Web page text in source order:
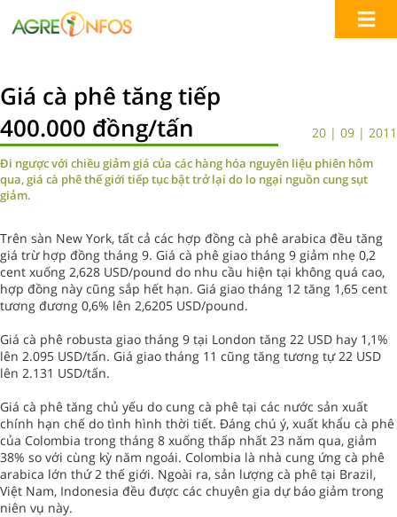
Giá cà phê tăng tiếp
400.000 đồng/tấn
20 | 09 | 2011
Đi ngược với chiều giảm giá của các hàng hóa nguyên liệu phiên hôm
qua, giá cà phê thế giới tiếp tục bật trở lại do lo ngại nguồn cung sụt
giảm.
Trên sàn New York, tất cả các hợp đồng cà phê arabica đều tăng
giá trừ hợp đồng tháng 9. Giá cà phê giao tháng 9 giảm nhẹ 0,2
cent xuống 2,628 USD/pound do nhu cầu hiện tại không quá cao,
hợp đồng này cũng sắp hết hạn. Giá giao tháng 12 tăng 1,65 cent
tương đương 0,6% lên 2,6205 USD/pound.
Giá cà phê robusta giao tháng 9 tại London tăng 22 USD hay 1,1%
lên 2.095 USD/tấn. Giá giao tháng 11 cũng tăng tương tự 22 USD
lên 2.131 USD/tấn.
Giá cà phê tăng chủ yếu do cung cà phê tại các nước sản xuất
chính hạn chế do tình hình thời tiết. Đáng chú ý, xuất khẩu cà phê
của Colombia trong tháng 8 xuống thấp nhất 23 năm qua, giảm
38% so với cùng kỳ năm ngoái. Colombia là nhà cung ứng cà phê
arabica lớn thứ 2 thế giới. Ngoài ra, sản lượng cà phê tại Brazil,
Việt Nam, Indonesia đều được các chuyên gia dự báo giảm trong
niên vụ này.